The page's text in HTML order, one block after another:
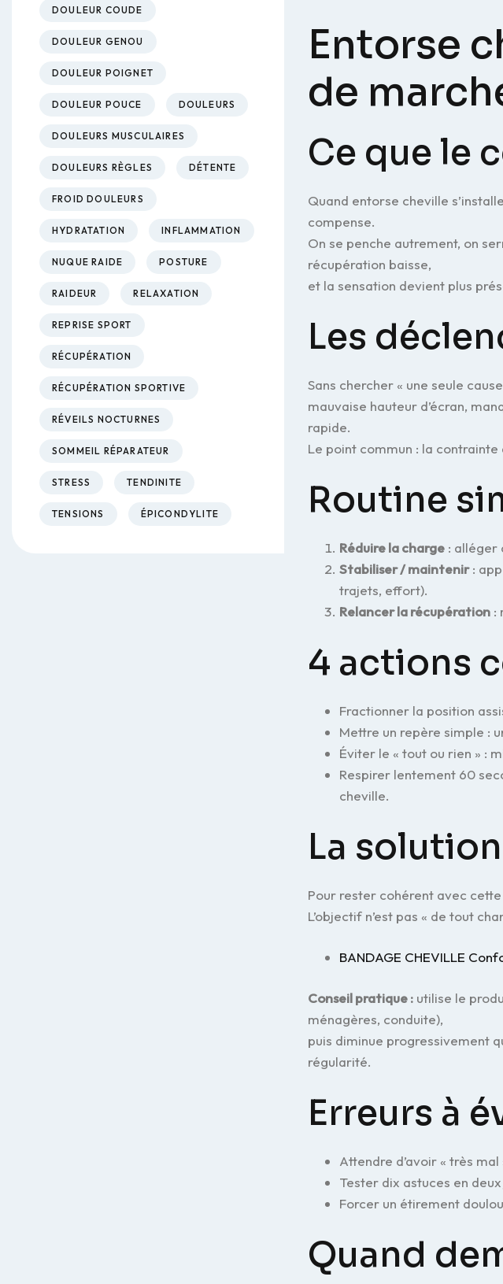
Entorse
de
Ce que le
Quand entorse cheville
compense.
On se penche autrement, on
récupération baisse,
et la sensation devient plus
Les
Sans chercher « une seule
mauvaise hauteur d’écran,
rapide.
Le point commun : la
Routine
Réduire la charge : alléger
Stabiliser / maintenir:
trajets, effort).
Relancer la récupération :
4 actions
Fractionner la position
Mettre un repère simple :
Éviter le « tout ou rien » :
Respirer lentement 60
cheville.
La
Pour rester cohérent avec
L’objectif n’est pas « de tout
BANDAGE CHEVILLE
Conseil pratique : utilise le
ménagères, conduite),
puis diminue progressivement
régularité.
Erreurs à
Attendre d’avoir « très
Tester dix astuces en
Forcer un étirement
Quand
DOULEUR COUDE
DOULEUR GENOU
DOULEUR POIGNET
DOULEUR POUCE DOULEURS
DOULEURS MUSCULAIRES
DOULEURS RÈGLES DÉTENTE
FROID DOULEURS
HYDRATATION INFLAMMATION
NUQUE RAIDE POSTURE
RAIDEUR RELAXATION
REPRISE SPORT
RÉCUPÉRATION
RÉCUPÉRATION SPORTIVE
RÉVEILS NOCTURNES
SOMMEIL RÉPARATEUR
STRESS TENDINITE
TENSIONS ÉPICONDYLITE